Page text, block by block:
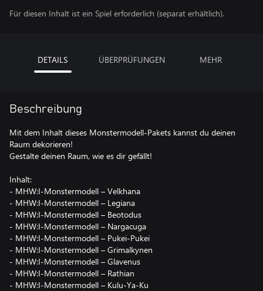
Für diesen Inhalt ist ein Spiel erforderlich (separat erhältlich).
DETAILS ÜBERPRÜFUNGEN MEHR
Beschreibung
Mit dem Inhalt dieses Monstermodell-Pakets kannst du deinen
Raum dekorieren!
Gestalte deinen Raum, wie es dir gefällt!
Inhalt:
- MHW:I-Monstermodell – Velkhana
- MHW:I-Monstermodell – Legiana
- MHW:I-Monstermodell – Beotodus
- MHW:I-Monstermodell – Nargacuga
- MHW:I-Monstermodell – Pukei-Pukei
- MHW:I-Monstermodell – Grimalkynen
- MHW:I-Monstermodell – Glavenus
- MHW:I-Monstermodell – Rathian
- MHW:I-Monstermodell – Kulu-Ya-Ku